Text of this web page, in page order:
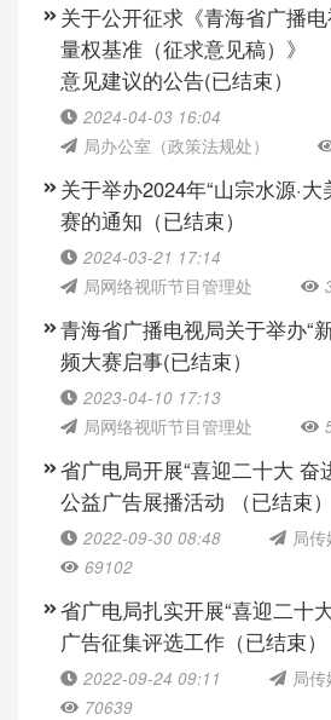
关于公开征求《青海省广播
量权基准（征求意见稿）》
意见建议的公告(已结束）
2024-04-03 16:04
局办公室（政策法规处）
关于举办2024年“山宗水源·
赛的通知（已结束）
2024-03-21 17:14
局网络视听节目管理处
青海省广播电视局关于举办“
频大赛启事(已结束）
2023-04-10 17:13
局网络视听节目管理处
省广电局开展“喜迎二十大 奋
公益广告展播活动 （已结束）
2022-09-30 08:48
局
69102
省广电局扎实开展“喜迎二十
广告征集评选工作（已结束）
2022-09-24 09:11
局
70639